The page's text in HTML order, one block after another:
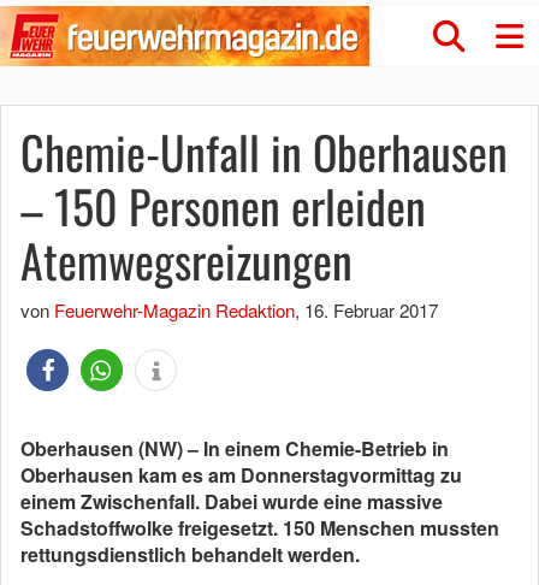
Chemie-Unfall in Oberhausen
– 150 Personen erleiden
Atemwegsreizungen
von Feuerwehr-Magazin Redaktion, 16. Februar 2017
Oberhausen (NW) – In einem Chemie-Betrieb in
Oberhausen kam es am Donnerstagvormittag zu
einem Zwischenfall. Dabei wurde eine massive
Schadstoffwolke freigesetzt. 150 Menschen mussten
rettungsdienstlich behandelt werden.